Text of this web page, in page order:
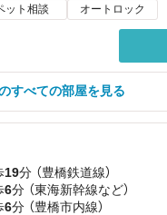
ット相談 オートロック
すべての部屋を見る
19分 （豊橋鉄道線）
6分 （東海新幹線など）
6分 （豊橋市内線）